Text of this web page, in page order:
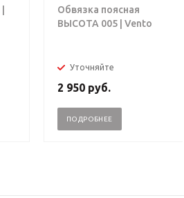
Обвязка поясная
ВЫСОТА 005 | Vento
Уточняйте
2 950 руб.
ПОДРОБНЕЕ